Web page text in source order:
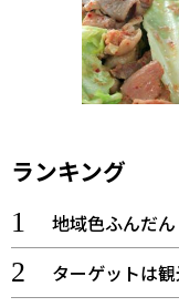
ランキング
地域色ふんだ
ターゲットは